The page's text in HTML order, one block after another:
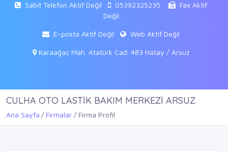
Sabit Telefon Aktif Değil 05392325235
Fax Aktif
Değil
E-posta Aktif Değil Web Aktif Değil
Karaağaç Mah. Atatürk Cad. 483 Hatay / Arsuz
CULHA OTO LASTİK BAKIM MERKEZİ ARSUZ
Ana Sayfa Firmalar Firma Profil